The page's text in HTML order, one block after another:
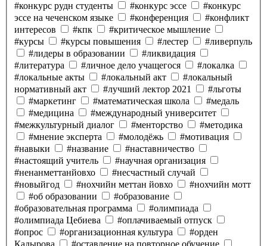
#конкурс рудн студенты
#конкурс эссе
#конкурс
эссе на чеченском языке
#конференция
#конфликт
интересов
#кпк
#критическое мышление
#курсы
#курсы повышения #лестер
#ливерпуль
#лидеры в образовании
#ликвидация
#литература
#личное дело учащегося
#локалка
#локальные акты
#локальный акт
#локальный
нормативный акт
#лучший лектор 2021
#льготы
#маркетинг
#математическая школа
#медаль
#медицина
#международный университет
#межкультурный диалог
#менторство
#методика
#мнение эксперта
#молодёжь
#мотивация
#навыки
#название
#наставничество
#настоящий учитель
#научная организация
#ненанметтанйовхо
#несчастный случай
#новыйгод
#нохчийн меттан йовхо
#нохчийн мотт
#об образовании
#образование
#образовательная программа
#олимпиада
#олимпиада Цебиева
#оплачиваемый отпуск
#опрос
#организационная культура
#орден
Кадырова
#оставление на повторное обучение